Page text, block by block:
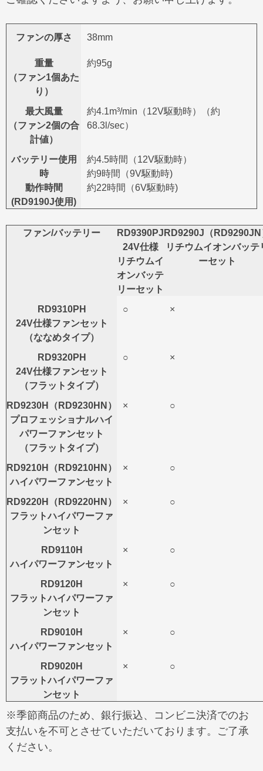
ファンの厚さ 38mm
重量
（ファン1個あた
り）
約95g
最大風量
（ファン2個の合
計値）
約4.1m³/min（12V駆動時）（約
68.3l/sec）
バッテリー使用
時
動作時間
(RD9190J使用)
約4.5時間（12V駆動時）
約9時間（9V駆動時)
約22時間（6V駆動時)
ファン/バッテリー
RD9390PJ
24V仕様
リチウムイ
オンバッテ
リーセット
RD9290J（RD9290JN
リチウムイオンバッテ
ーセット
RD9310PH
24V仕様ファンセット
（ななめタイプ）
○ ×
RD9320PH
24V仕様ファンセット
（フラットタイプ）
○ ×
RD9230H（RD9230HN）
プロフェッショナルハイ
パワーファンセット
（フラットタイプ）
× ○
RD9210H（RD9210HN）
ハイパワーファンセット
× ○
RD9220H（RD9220HN）
フラットハイパワーファ
ンセット
× ○
RD9110H
ハイパワーファンセット
× ○
RD9120H
フラットハイパワーファ
ンセット
× ○
RD9010H
ハイパワーファンセット
× ○
RD9020H
フラットハイパワーファ
ンセット
× ○
※季節商品のため、銀行振込、コンビニ決済でのお
支払いを不可とさせていただいております。ご了承
ください。